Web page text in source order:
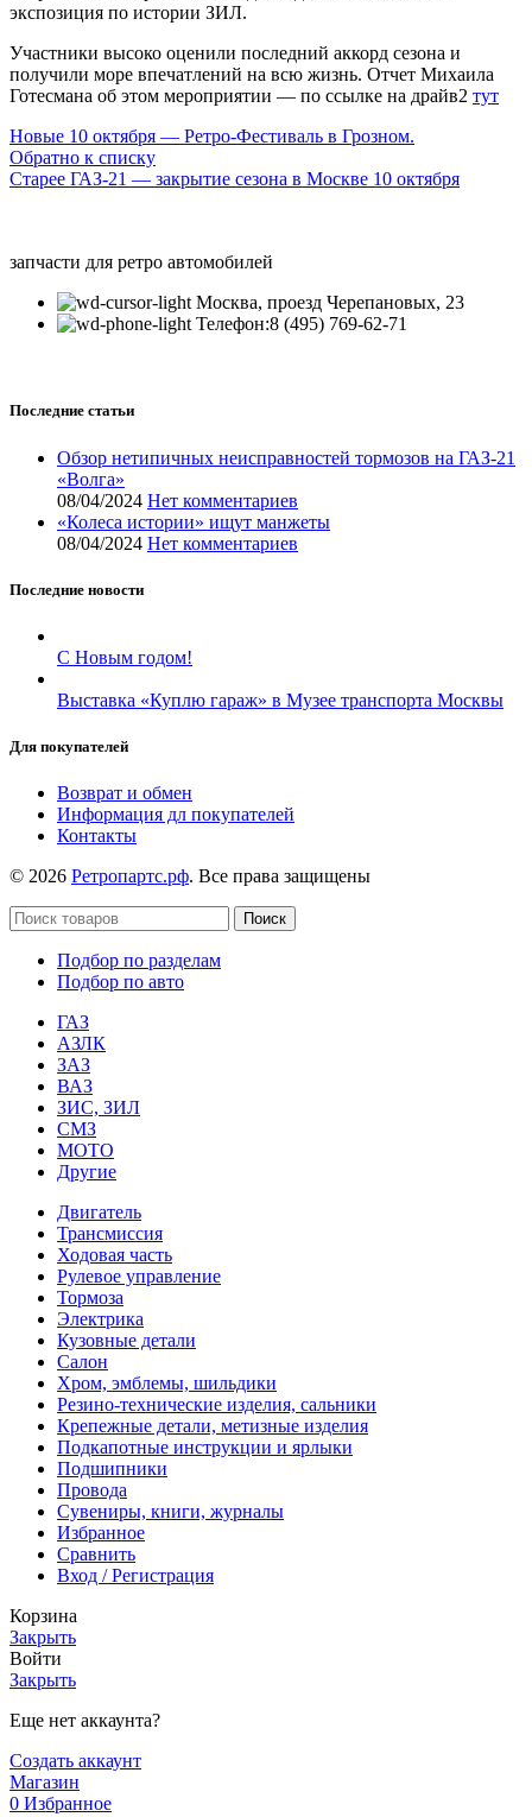
экспозиция по истории ЗИЛ.
Участники высоко оценили последний аккорд сезона и
получили море впечатлений на всю жизнь. Отчет Михаила
Готесмана об этом мероприятии — по ссылке на драйв2 тут
Новые 10 октября — Ретро-Фестиваль в Грозном.
Обратно к списку
Старее ГАЗ-21 — закрытие сезона в Москве 10 октября
запчасти для ретро автомобилей
Москва, проезд Черепановых, 23
Телефон:8 (495) 769-62-71
Последние статьи
Обзор нетипичных неисправностей тормозов на ГАЗ-21
«Волга»
08/04/2024 Нет комментариев
«Колеса истории» ищут манжеты
08/04/2024 Нет комментариев
Последние новости
С Новым годом!
Выставка «Куплю гараж» в Музее транспорта Москвы
Для покупателей
Возврат и обмен
Информация дл покупателей
Контакты
© 2026 Ретропартс.рф. Все права защищены
Поиск
Подбор по разделам
Подбор по авто
ГАЗ
АЗЛК
ЗАЗ
ВАЗ
ЗИС, ЗИЛ
СМЗ
МОТО
Другие
Двигатель
Трансмиссия
Ходовая часть
Рулевое управление
Тормоза
Электрика
Кузовные детали
Салон
Хром, эмблемы, шильдики
Резино-технические изделия, сальники
Крепежные детали, метизные изделия
Подкапотные инструкции и ярлыки
Подшипники
Провода
Сувениры, книги, журналы
Избранное
Сравнить
Вход / Регистрация
Корзина
Закрыть
Войти
Закрыть
Еще нет аккаунта?
Создать аккаунт
Магазин
0 Избранное